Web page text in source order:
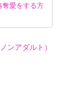
奪愛をする方